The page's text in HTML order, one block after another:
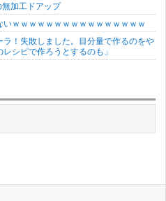
無加工ドアップ
ｗｗｗｗｗｗｗｗｗｗｗｗｗｗｗｗ
！失敗しました。目分量で作るのをや
シピで作ろうとするのも」